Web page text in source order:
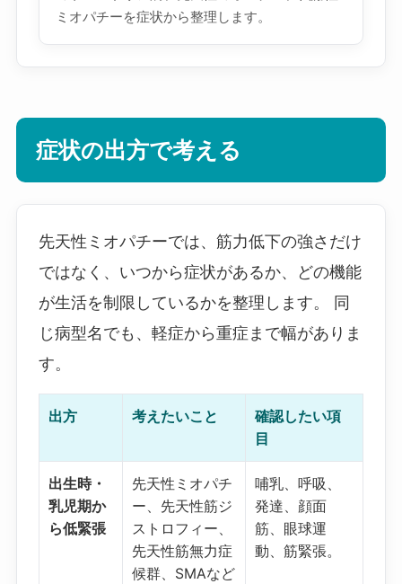
ミオパチーを症状から整理します。
症状の出方で考える
先天性ミオパチーでは、筋力低下の強さだけ
ではなく、いつから症状があるか、どの機能
が生活を制限しているかを整理します。 同
じ病型名でも、軽症から重症まで幅がありま
す。
出方 考えたいこと
確認したい項
目
出生時・
乳児期か
ら低緊張
先天性ミオパチ
ー、先天性筋ジ
ストロフィー、
先天性筋無力症
候群、SMAなど
哺乳、呼吸、
発達、顔面
筋、眼球運
動、筋緊張。